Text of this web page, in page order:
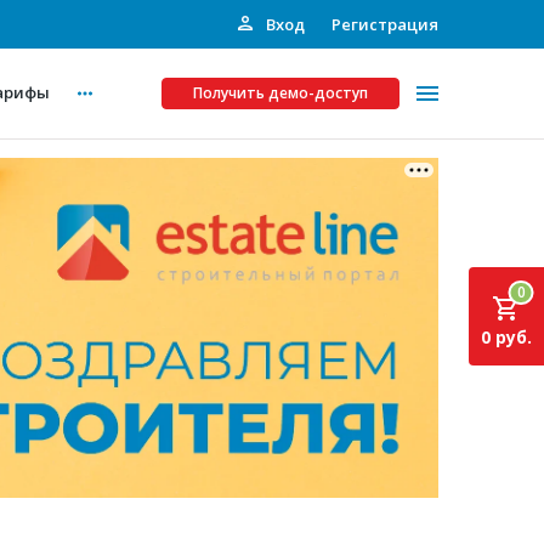
Вход Регистрация
Получить демо-доступ
Платные услуги
Рекламодателям
Инвестпроекты
Подписка на Базу
0
0 руб.